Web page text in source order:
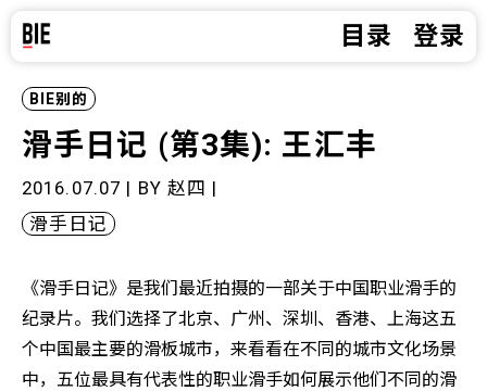
目录 登录
BIE别的
滑手日记 (第3集): 王汇丰
2016.07.07 | BY 赵四 |
滑手日记
《滑手日记》是我们最近拍摄的一部关于中国职业滑手的
纪录片。我们选择了北京、广州、深圳、香港、上海这五
个中国最主要的滑板城市，来看看在不同的城市文化场景
中，五位最具有代表性的职业滑手如何展示他们不同的滑